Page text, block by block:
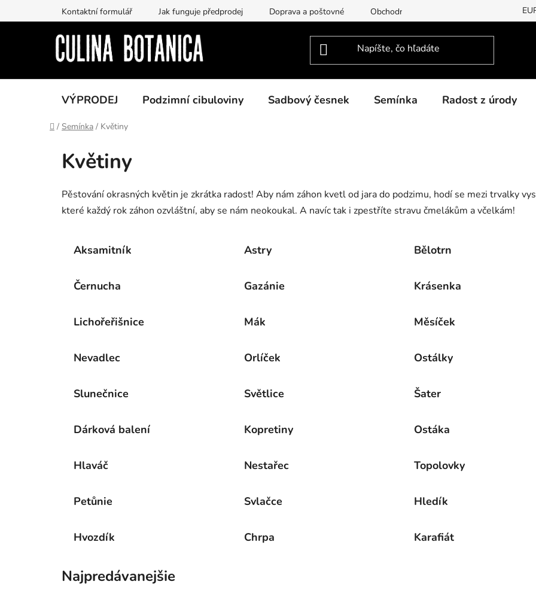
na
Kontaktní formulář Jak funguje předprodej Doprava a poštovné Obchodní podmínky Podmínky
VÝPRODEJ Podzimní cibuloviny Sadbový česnek Semínka Radost z úrody
Domov
/ Semínka / Květiny
Květiny
Pěstování okrasných květin je zkrátka radost! Aby nám záhon kvetl od jara do podzimu, hodí se mezi trvalky
které každý rok záhon ozvláštní, aby se nám neokoukal. A navíc tak i zpestříte stravu čmelákům a včelkám!
Aksamitník Astry Bělotrn
Černucha Gazánie Krásenka
Lichořeřišnice Mák Měsíček
Nevadlec Orlíček Ostálky
Slunečnice Světlice Šater
Dárková balení Kopretiny Ostáka
Hlaváč Nestařec Topolovky
Petůnie Svlačce Hledík
Hvozdík Chrpa Karafiát
Najpredávanejšie